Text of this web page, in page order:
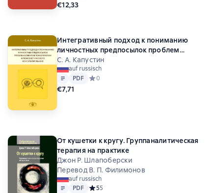
€12,33
Интегративный подход к пониманию
личностных предпосылок проблем
клиентов психотерапии и
психологического консультирования
С. А. Капустин
auf russisch
Text
PDF
PDF Средний рейтинг 0 на основе 0 оценок
0
€7,71
От кушетки к кругу. Группаналитическая
терапия на практике
Джон Р. Шлапоберски
Перевод В. П. Филимонов
auf russisch
Text
PDF
PDF Средний рейтинг 5 на основе 5 оценок
55